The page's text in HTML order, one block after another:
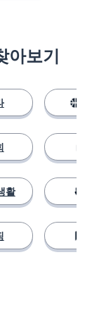
아보기
활